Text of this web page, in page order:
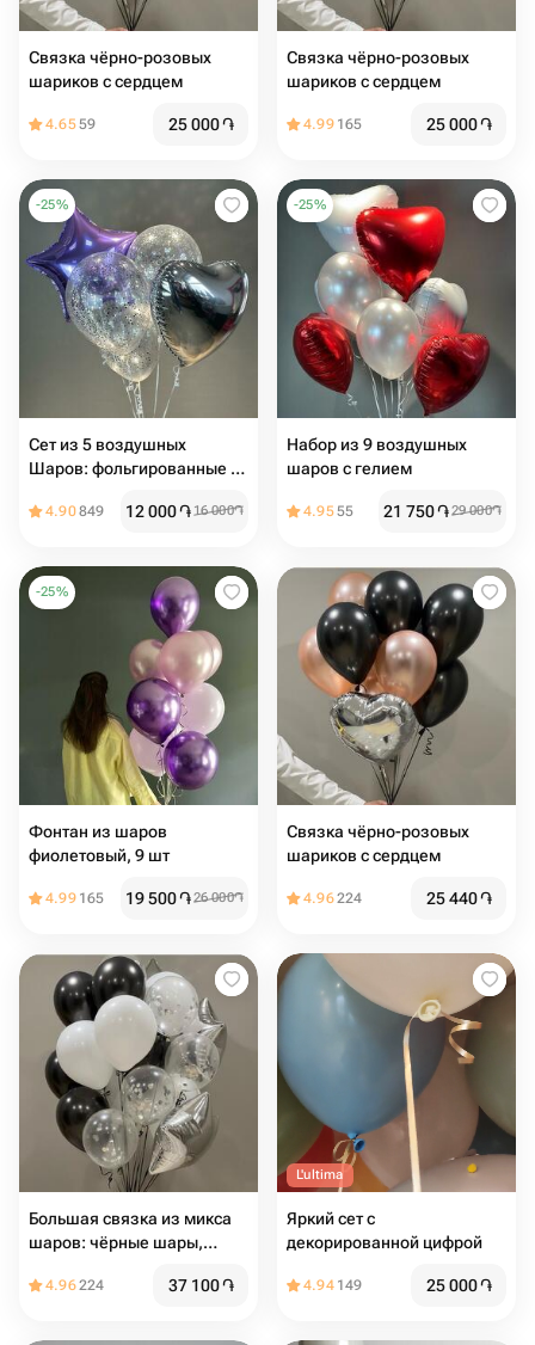
Связка чёрно-розовых
шариков с сердцем
4.6559 25 000֏
Связка чёрно-розовых
шариков с сердцем
4.99 165 25 000֏
-25%
Сет из 5 воздушных
Шаров: фольгированные и
4.90849 12 000֏16 000֏
-25%
Набор из 9 воздушных
шаров с гелием
4.9555 21 750֏29 000֏
-25%
Фонтан из шаров
фиолетовый, 9 шт
4.99 165 19 500֏26 000֏
Связка чёрно-розовых
шариков с сердцем
4.96224 25 440֏
Большая связка из микса
шаров: чёрные шары,
серебро
4.96224 37 100֏
L'ultima
Яркий сет с
декорированной цифрой
4.94 149 25 000֏